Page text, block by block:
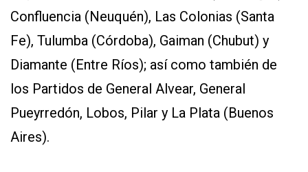
Confluencia (Neuquén), Las Colonias (Santa
Fe), Tulumba (Córdoba), Gaiman (Chubut) y
Diamante (Entre Ríos); así como también de
los Partidos de General Alvear, General
Pueyrredón, Lobos, Pilar y La Plata (Buenos
Aires).